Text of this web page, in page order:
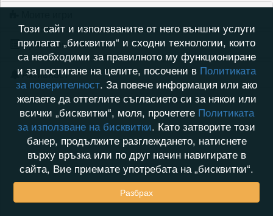
Хронология на игри
Активност
Този сайт и използваните от него външни услуги
прилагат „бисквитки“ и сходни технологии, които
са необходими за правилното му функциониране
и за постигане на целите, посочени в Политиката
за поверителност. За повече информация или ако
желаете да оттеглите съгласието си за някои или
всички „бисквитки“, моля, прочетете Политиката
за използване на бисквитки. Като затворите този
банер, продължите разглеждането, натиснете
върху връзка или по друг начин навигирате в
сайта, Вие приемате употребата на „бисквитки“.
Разбрах